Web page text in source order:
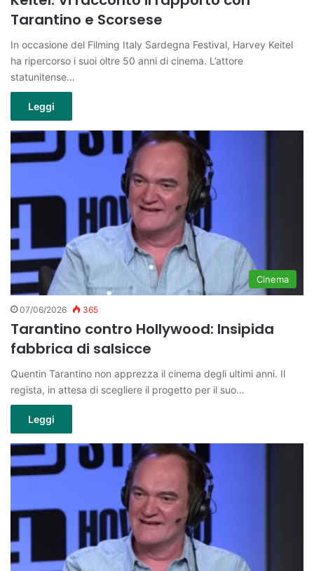
Tarantino e Scorsese
In occasione del Filming Italy Sardegna Festival, Harvey Keitel
ha ripercorso i suoi oltre 50 anni di cinema. L’attore
statunitense…
Leggi
Cinema
07/06/2026 365
Tarantino contro Hollywood: Insipida
fabbrica di salsicce
Quentin Tarantino non apprezza il cinema degli ultimi anni. Il
regista, in attesa di scegliere il progetto per il suo…
Leggi